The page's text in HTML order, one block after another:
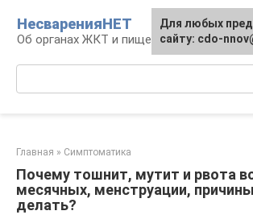
контенту
НесваренияНЕТ
Об органах ЖКТ и пищеварении
Главная » Симптоматика
Почему тошнит, мутит и рвота
месячных, менструации,
делать?
Для любых
сайту: cdo-